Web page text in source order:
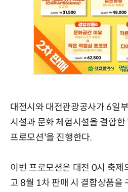
대전시와 대전관광공사가 6일
시설과 문화 체험시설을 결합
프로모션'을 진행한다.
이번 프로모션은 대전 0시 축제
고 8월 1차 판매 시 결합상품을